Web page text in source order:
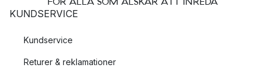
KUNDSERVICE
Kundservice
Returer & reklamationer